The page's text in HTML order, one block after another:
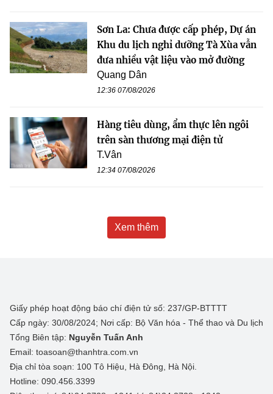
Sơn La: Chưa được cấp phép, Dự án
Khu du lịch nghỉ dưỡng Tà Xùa vẫn
đưa nhiều vật liệu vào mở đường
Quang Dân
12:36 07/08/2026
Hàng tiêu dùng, ẩm thực lên ngôi
trên sàn thương mại điện tử
T.Vân
12:34 07/08/2026
Xem thêm
Giấy phép hoạt động báo chí điện tử số: 237/GP-BTTTT
Cấp ngày: 30/08/2024; Nơi cấp: Bộ Văn hóa - Thể thao và Du lịch
Tổng Biên tập: Nguyễn Tuấn Anh
Email: toasoan@thanhtra.com.vn
Địa chỉ tòa soạn: 100 Tô Hiệu, Hà Đông, Hà Nội.
Hotline: 090.456.3399